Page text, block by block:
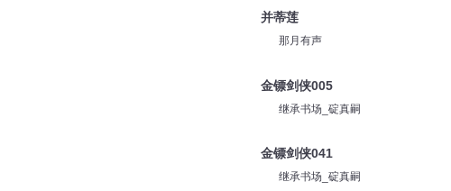
并蒂莲
那月有声
金镖剑侠005
继承书场_碇真嗣
金镖剑侠041
继承书场_碇真嗣